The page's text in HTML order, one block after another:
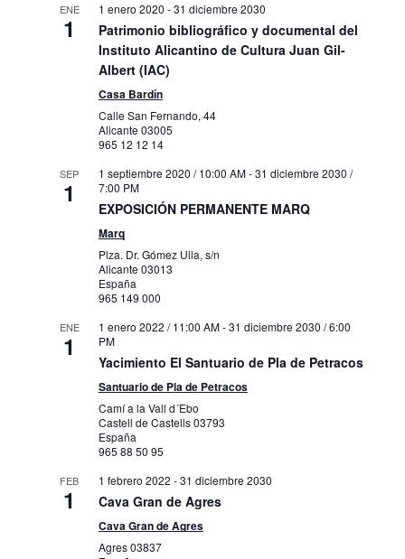
ENE
1
1 enero 2020 -31 diciembre 2030
Patrimonio bibliográfico y documental del
Instituto Alicantino de Cultura Juan Gil-
Albert (IAC)
Casa Bardín
Calle San Fernando, 44
Alicante 03005
965 12 12 14
SEP
1
1 septiembre 2020 / 10:00 AM-31 diciembre 2030 /
7:00 PM
EXPOSICIÓN PERMANENTE MARQ
Marq
Plza. Dr. Gómez Ulla, s/n
Alicante 03013
España
965 149 000
ENE
1
1 enero 2022 / 11:00 AM-31 diciembre 2030 / 6:00
PM
Yacimiento El Santuario de Pla de Petracos
Santuario de Pla de Petracos
Camí a la Vall d´Ebo
Castell de Castells03793
España
965 88 50 95
FEB
1
1 febrero 2022 -31 diciembre 2030
Cava Gran de Agres
Cava Gran de Agres
Agres03837